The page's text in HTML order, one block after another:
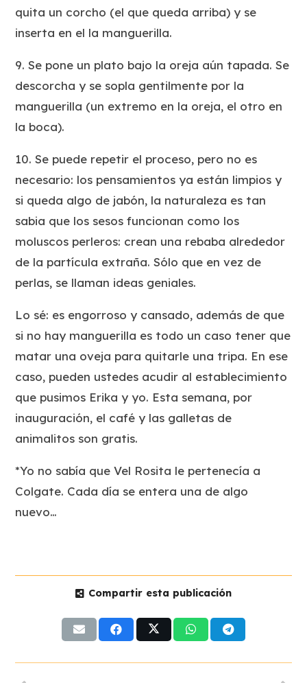
quita un corcho (el que queda arriba) y se
inserta en el la manguerilla.
9. Se pone un plato bajo la oreja aún tapada. Se
descorcha y se sopla gentilmente por la
manguerilla (un extremo en la oreja, el otro en
la boca).
10. Se puede repetir el proceso, pero no es
necesario: los pensamientos ya están limpios y
si queda algo de jabón, la naturaleza es tan
sabia que los sesos funcionan como los
moluscos perleros: crean una rebaba alrededor
de la partícula extraña. Sólo que en vez de
perlas, se llaman ideas geniales.
Lo sé: es engorroso y cansado, además de que
si no hay manguerilla es todo un caso tener que
matar una oveja para quitarle una tripa. En ese
caso, pueden ustedes acudir al establecimiento
que pusimos Erika y yo. Esta semana, por
inauguración, el café y las galletas de
animalitos son gratis.
*Yo no sabía que Vel Rosita le pertenecía a
Colgate. Cada día se entera una de algo
nuevo…
Compartir esta publicación